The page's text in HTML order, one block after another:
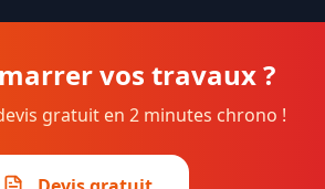
vos travaux ?
gratuit en 2 minutes chrono !